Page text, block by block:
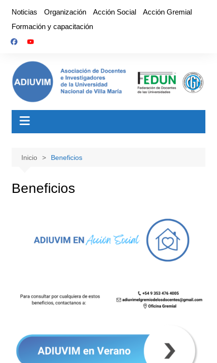
contenido
Noticias Organización Acción Social
Acción Gremial
Formación y capacitación
Inicio Beneficios
Beneficios